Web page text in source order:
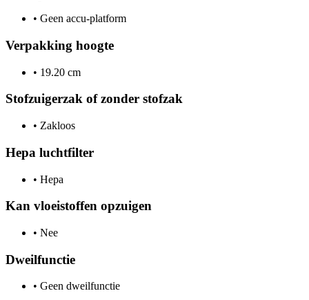
• Geen accu-platform
Verpakking hoogte
• 19.20 cm
Stofzuigerzak of zonder stofzak
• Zakloos
Hepa luchtfilter
• Hepa
Kan vloeistoffen opzuigen
• Nee
Dweilfunctie
• Geen dweilfunctie